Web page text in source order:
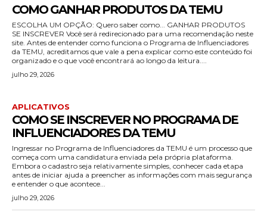
COMO GANHAR PRODUTOS DA TEMU
ESCOLHA UM OPÇÃO: Quero saber como... GANHAR PRODUTOS
SE INSCREVER Você será redirecionado para uma recomendação neste
site. Antes de entender como funciona o Programa de Influenciadores
da TEMU, acreditamos que vale a pena explicar como este conteúdo foi
organizado e o que você encontrará ao longo da leitura....
julho 29, 2026
APLICATIVOS
COMO SE INSCREVER NO PROGRAMA DE
INFLUENCIADORES DA TEMU
Ingressar no Programa de Influenciadores da TEMU é um processo que
começa com uma candidatura enviada pela própria plataforma.
Embora o cadastro seja relativamente simples, conhecer cada etapa
antes de iniciar ajuda a preencher as informações com mais segurança
e entender o que acontece...
julho 29, 2026